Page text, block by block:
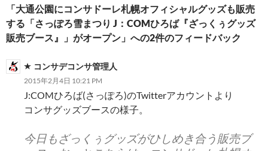
シ
ョ
ン
「大通公園にコンサドーレ札幌オフィシャルグッズも販売
する「さっぽろ雪まつり J：COMひろば『ざっくぅグッズ
販売ブース』」がオープン」への2件のフィードバック
コンサデコンサ管理人
2015年2月4日 10:21 PM
J:COMひろば(さっぽろ)のTwitterアカウントより
コンサグッズブースの様子。
今日もざっくぅグッズがひしめき合う販売ブ